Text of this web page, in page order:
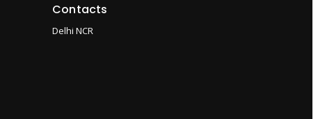
Contacts
Delhi NCR